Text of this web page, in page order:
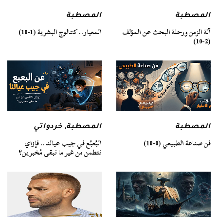
المصطبة
آلة الزمن ورحلة البحث عن المؤلف
(2-10)
المصطبة
المعيار.. كتالوج البشرية (1-10)
المصطبة
فن صناعة الطبيعي (0-10)
المصطبة,خردواتي
البُعبُع في جيب عيالنا.. فإزاي
نتطمن من غير ما نبقى مُخبرين؟